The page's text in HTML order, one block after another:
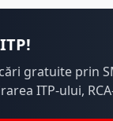
gratuite prin
ITP-ului,